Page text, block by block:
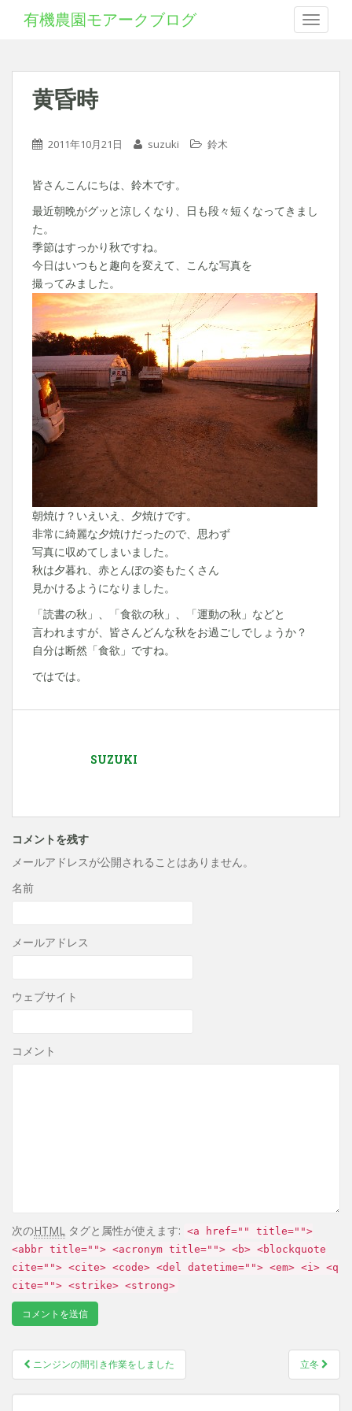
Toggle
有機農園モアークブログ
黄昏時
2011年10月21日 suzuki 鈴木
皆さんこんにちは、鈴木です。
最近朝晩がグッと涼しくなり、日も段々短くなってきまし
た。
季節はすっかり秋ですね。
今日はいつもと趣向を変えて、こんな写真を
撮ってみました。
朝焼け？いえいえ、夕焼けです。
非常に綺麗な夕焼けだったので、思わず
写真に収めてしまいました。
秋は夕暮れ、赤とんぼの姿もたくさん
見かけるようになりました。
「読書の秋」、「食欲の秋」、「運動の秋」などと
言われますが、皆さんどんな秋をお過ごしでしょうか？
自分は断然「食欲」ですね。
ではでは。
SUZUKI
コメントを残す
メールアドレスが公開されることはありません。
名前
メールアドレス
ウェブサイト
コメント
次のHTML タグと属性が使えます: <a href="" title="">
<abbr title=""> <acronym title=""> <b> <blockquote
cite=""> <cite> <code> <del datetime=""> <em> <i> <q
cite=""> <strike> <strong>
Post navigation
ニンジンの間引き作業をしました 立冬